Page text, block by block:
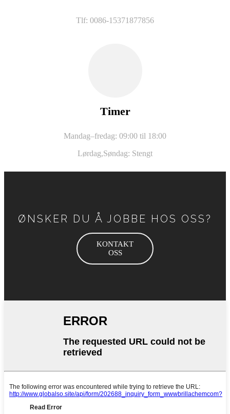
Tlf: 0086-15371877856
Timer
Mandag–fredag: 09:00 til 18:00
Lørdag,Søndag: Stengt
ØNSKER DU Å JOBBE HOS OSS?
KONTAKT
OSS